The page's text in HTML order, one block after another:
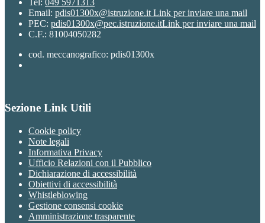
Email: pdis01300x@istruzione.it Link per inviare una mail
PEC: pdis01300x@pec.istruzione.itLink per inviare una mail
C.F.: 81004050282
cod. meccanografico: pdis01300x
Sezione Link Utili
Cookie policy
Note legali
Informativa Privacy
Ufficio Relazioni con il Pubblico
Dichiarazione di accessibilità
Obiettivi di accessibilità
Whistleblowing
Gestione consensi cookie
Amministrazione trasparente